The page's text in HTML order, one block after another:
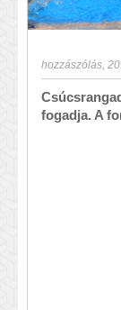
hozzászólás
fogadja. A